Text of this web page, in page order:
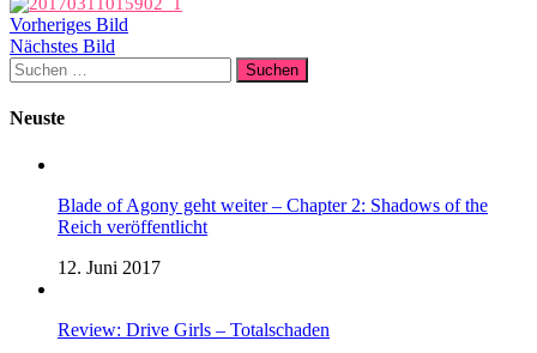
Vorheriges Bild
Nächstes Bild
Suchen
nach:
Neuste
Blade of Agony geht weiter – Chapter 2: Shadows of the
Reich veröffentlicht
12. Juni 2017
Review: Drive Girls – Totalschaden